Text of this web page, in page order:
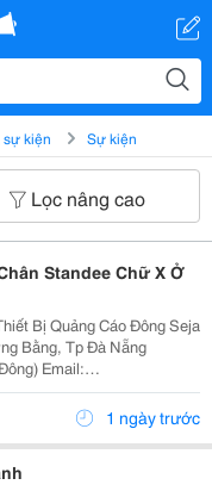
sự kiện Sự kiện
Lọc nâng cao
Standee Chữ X Ở
Bị Quảng Cáo Đông Seja
Bằng, Tp Đà Nẵng
Standeedn?Fref=Ts1 ngày trước